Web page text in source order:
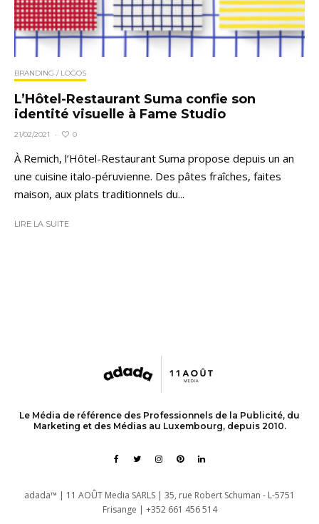
BRANDING / LOGOS
L’Hôtel-Restaurant Suma confie son
identité visuelle à Fame Studio
21/02/2021 · 0
À Remich, l’Hôtel-Restaurant Suma propose depuis un an
une cuisine italo-péruvienne. Des pâtes fraîches, faites
maison, aux plats traditionnels du...
LIRE LA SUITE
Le Média de référence des Professionnels de la Publicité, du
Marketing et des Médias au Luxembourg, depuis 2010.
adada™ | 11 AOÛT Media SARLS | 35, rue Robert Schuman - L-5751
Frisange | +352 661 456 514